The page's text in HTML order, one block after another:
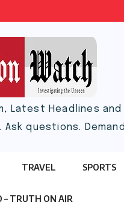
Headlines
questions.
TRAVEL SPORTS
– TRUTH ON AIR